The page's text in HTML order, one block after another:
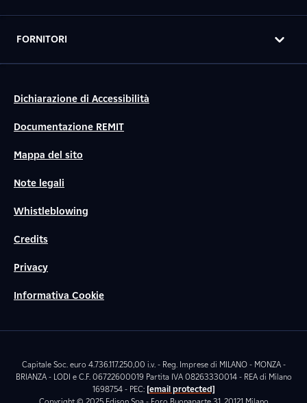
FORNITORI
Dichiarazione di Accessibilità
Documentazione REMIT
Mappa del sito
Note legali
Whistleblowing
Credits
Privacy
Informativa Cookie
Capitale Soc. euro 4.736.117.250,00 i.v. - Reg. Imprese di MILANO - MONZA -
BRIANZA - LODI e C.F. 06722600019 Partita IVA 08263330014 - REA di Milano
1698754 - PEC: [email protected]